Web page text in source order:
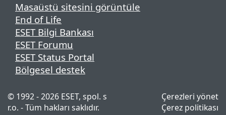
Masaüstü sitesini görüntüle
End of Life
ESET Bilgi Bankası
ESET Forumu
ESET Status Portal
Bölgesel destek
© 1992 - 2026 ESET, spol. s
r.o. - Tüm hakları saklıdır.
Çerezleri yönet
Çerez politikası